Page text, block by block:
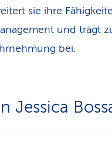
sie ihre
und trägt
bei.
Jessica